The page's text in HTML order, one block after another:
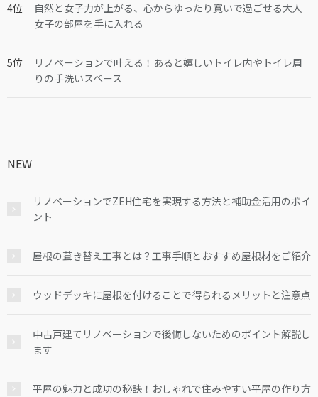
自然と女子力が上がる、心からゆったり寛いで過ごせる大人
女子の部屋を手に入れる
リノベーションで叶える！あると嬉しいトイレ内やトイレ周
りの手洗いスペース
NEW
リノベーションでZEH住宅を実現する方法と補助金活用のポイ
ント
屋根の葺き替え工事とは？工事手順とおすすめ屋根材をご紹介
ウッドデッキに屋根を付けることで得られるメリットと注意点
中古戸建てリノベーションで後悔しないためのポイント解説し
ます
平屋の魅力と成功の秘訣！おしゃれで住みやすい平屋の作り方